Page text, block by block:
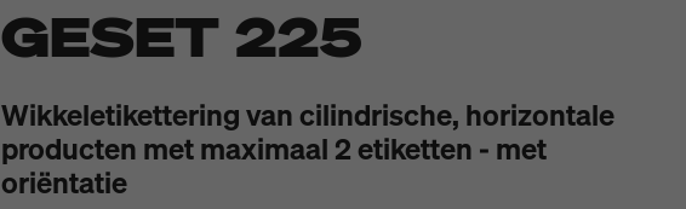
GESET 225
Wikkeletikettering van cilindrische, horizontale
producten met maximaal 2 etiketten - met
oriëntatie